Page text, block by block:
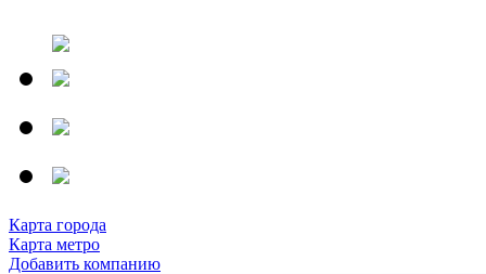
Карта города
Карта метро
Добавить компанию